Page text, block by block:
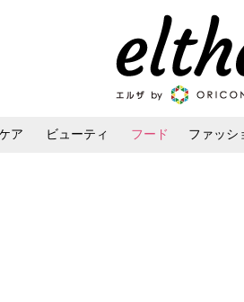
ア ビューティ フード ファッシ